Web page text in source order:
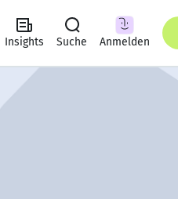
Insights Suche Anmelden